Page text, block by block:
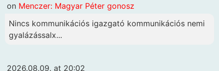
on Menczer: Magyar Péter gonosz
Nincs kommunikációs igazgató kommunikációs nemi
gyalázássalx...
2026.08.09. at 20:02